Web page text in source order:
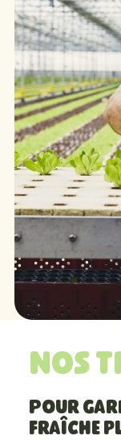
Nos
Pour
fraîche